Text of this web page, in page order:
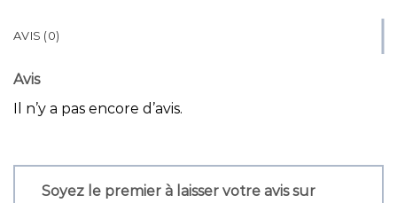
AVIS (0)
Avis
Il n’y a pas encore d’avis.
Soyez le premier à laisser votre avis sur